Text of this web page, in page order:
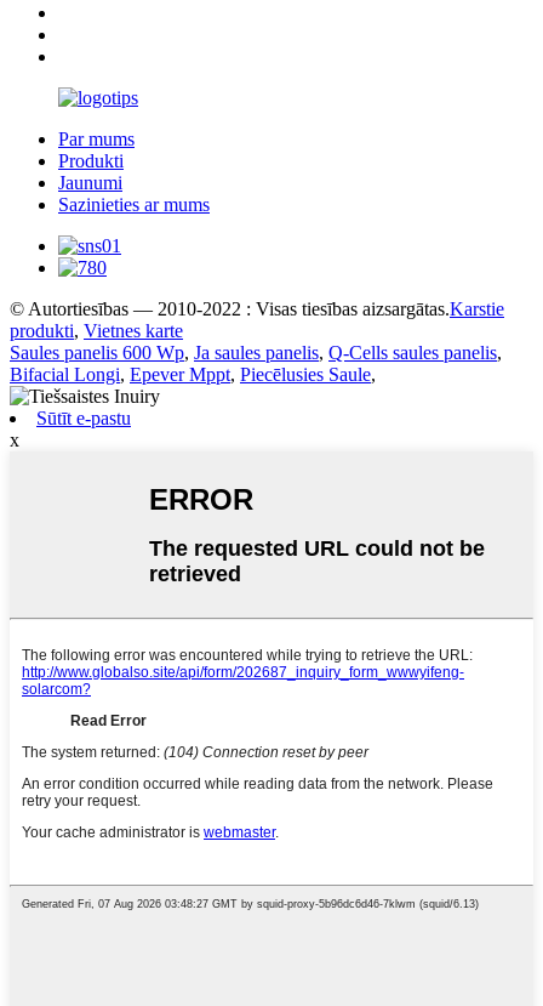
Par mums
Produkti
Jaunumi
Sazinieties ar mums
© Autortiesības — 2010-2022 : Visas tiesības aizsargātas.Karstie
produkti, Vietnes karte
Saules panelis 600 Wp, Ja saules panelis, Q-Cells saules panelis,
Bifacial Longi, Epever Mppt, Piecēlusies Saule,
Sūtīt e-pastu
x